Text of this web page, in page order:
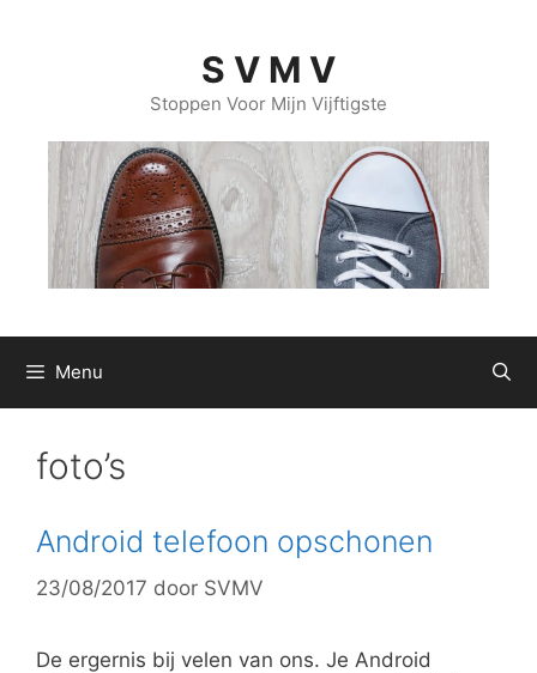
S V M V
Stoppen Voor Mijn Vijftigste
Menu
foto’s
Android telefoon opschonen
23/08/2017 door SVMV
De ergernis bij velen van ons. Je Android